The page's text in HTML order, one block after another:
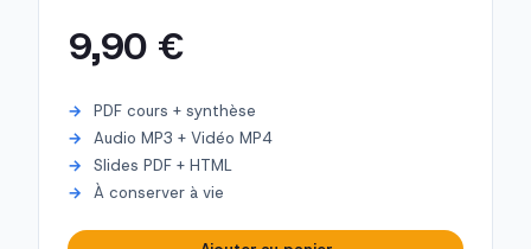
9,90 €
PDF cours + synthèse
Audio MP3 + Vidéo MP4
Slides PDF + HTML
À conserver à vie